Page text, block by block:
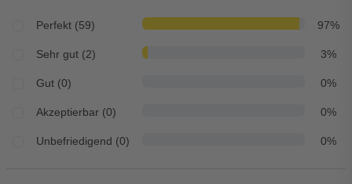
Perfekt (59) 97%
Sehr gut (2) 3%
Gut (0) 0%
Akzeptierbar (0) 0%
Unbefriedigend (0) 0%